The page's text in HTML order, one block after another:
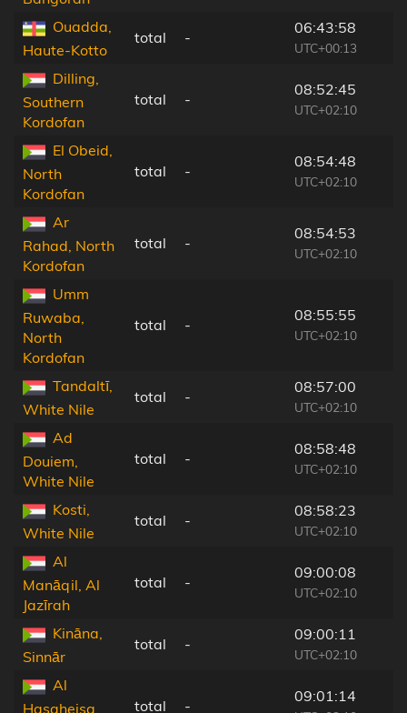
Ouadda,
Haute-Kotto
total -
06:43:58
UTC+00:13
Dilling,
Southern
Kordofan
total -
08:52:45
UTC+02:10
El Obeid,
North
Kordofan
total -
08:54:48
UTC+02:10
Ar
Rahad, North
Kordofan
total -
08:54:53
UTC+02:10
Umm
Ruwaba,
North
Kordofan
total -
08:55:55
UTC+02:10
Tandaltī,
White Nile
total -
08:57:00
UTC+02:10
Ad
Douiem,
White Nile
total -
08:58:48
UTC+02:10
Kosti,
White Nile
total -
08:58:23
UTC+02:10
Al
Manāqil, Al
Jazīrah
total -
09:00:08
UTC+02:10
Kināna,
Sinnār
total -
09:00:11
UTC+02:10
Al
Hasaheisa,
total -
09:01:14